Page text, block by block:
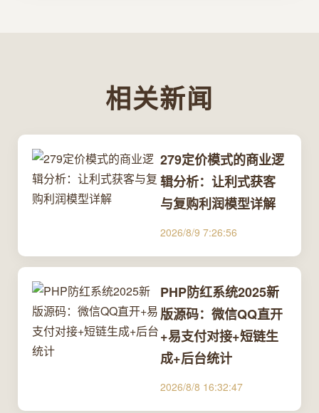
相关新闻
279定价模式的商业逻
辑分析：让利式获客
与复购利润模型详解
2026/8/9 7:26:56
PHP防红系统2025新
版源码：微信QQ直开
+易支付对接+短链生
成+后台统计
2026/8/8 16:32:47